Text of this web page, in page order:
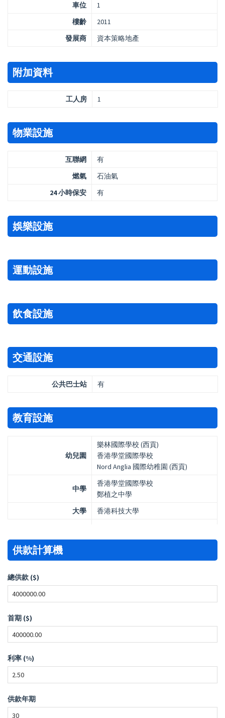
車位
1
樓齡
2011
發展商
資本策略地產
附加資料
工人房 1
物業設施
互聯網
有
燃氣
石油氣
24 小時保安
有
娛樂設施
運動設施
飲食設施
交通設施
公共巴士站 有
教育設施
幼兒園
樂林國際學校 (西貢)
香港學堂國際學校
Nord Anglia 國際幼稚園 (西貢)
中學
香港學堂國際學校
鄭植之中學
大學
香港科技大學
供款計算機
總供款 ($)
首期 ($)
利率 (%)
供款年期